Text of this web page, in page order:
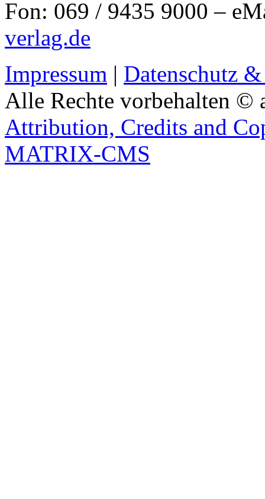
Fon: 069 / 9435 9000 –
verlag.de
Impressum | Datenschutz
Alle Rechte vorbehalten ©
Attribution, Credits and
MATRIX-CMS